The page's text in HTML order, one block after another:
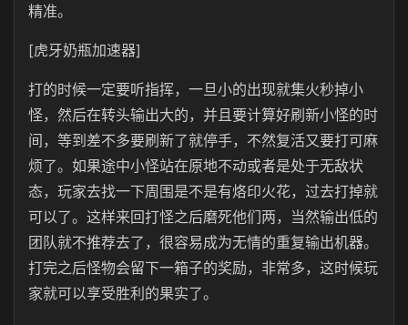
精准。
[虎牙奶瓶加速器]
打的时候一定要听指挥，一旦小的出现就集火秒掉小
怪，然后在转头输出大的，并且要计算好刷新小怪的时
间，等到差不多要刷新了就停手，不然复活又要打可麻
烦了。如果途中小怪站在原地不动或者是处于无敌状
态，玩家去找一下周围是不是有烙印火花，过去打掉就
可以了。这样来回打怪之后磨死他们两，当然输出低的
团队就不推荐去了，很容易成为无情的重复输出机器。
打完之后怪物会留下一箱子的奖励，非常多，这时候玩
家就可以享受胜利的果实了。